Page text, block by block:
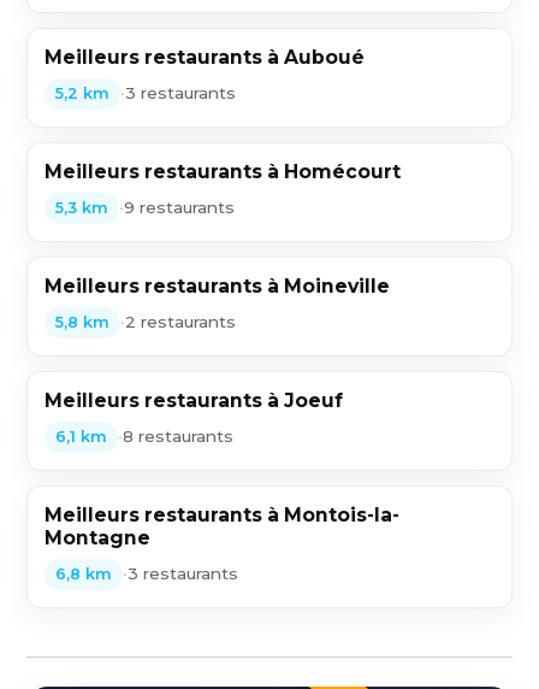
Meilleurs restaurants à Auboué
5,2 km •3 restaurants
Meilleurs restaurants à Homécourt
5,3 km •9 restaurants
Meilleurs restaurants à Moineville
5,8 km •2 restaurants
Meilleurs restaurants à Joeuf
6,1 km •8 restaurants
Meilleurs restaurants à Montois-la-
Montagne
6,8 km •3 restaurants